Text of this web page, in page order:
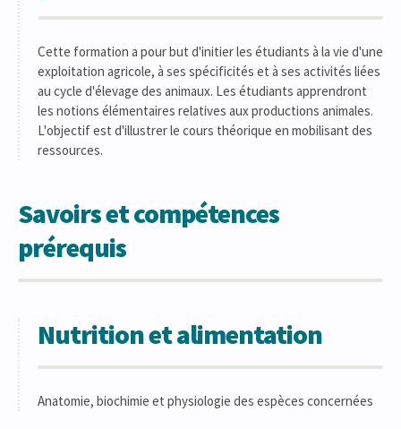
Cette formation a pour but d'initier les étudiants à la vie d'une
exploitation agricole, à ses spécificités et à ses activités liées
au cycle d'élevage des animaux. Les étudiants apprendront
les notions élémentaires relatives aux productions animales.
L'objectif est d'illustrer le cours théorique en mobilisant des
ressources.
Savoirs et compétences
prérequis
Nutrition et alimentation
Anatomie, biochimie et physiologie des espèces concernées